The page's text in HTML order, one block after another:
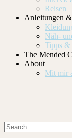
Reisen
Anleitungen
Näh-
Tipps &
The Mended
About
Mit mir